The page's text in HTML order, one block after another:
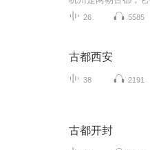
26 5585
古都西安
38 2191
古都开封